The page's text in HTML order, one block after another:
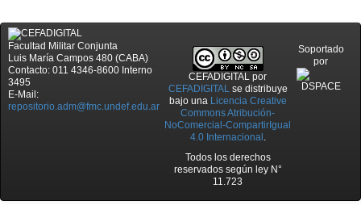
Facultad Militar Conjunta
Luis María Campos 480 (CABA)
Contacto: 011 4346-8600 Interno
3495
E-Mail:
repositorio.adm@fmc.undef.edu.ar
CEFADIGITAL por
CEFADIGITALse distribuye
bajo una Licencia Creative
Commons Atribución-
NoComercial-CompartirIgual
4.0 Internacional .
Todos los derechos
reservados según ley N°
11.723
Soportado
por